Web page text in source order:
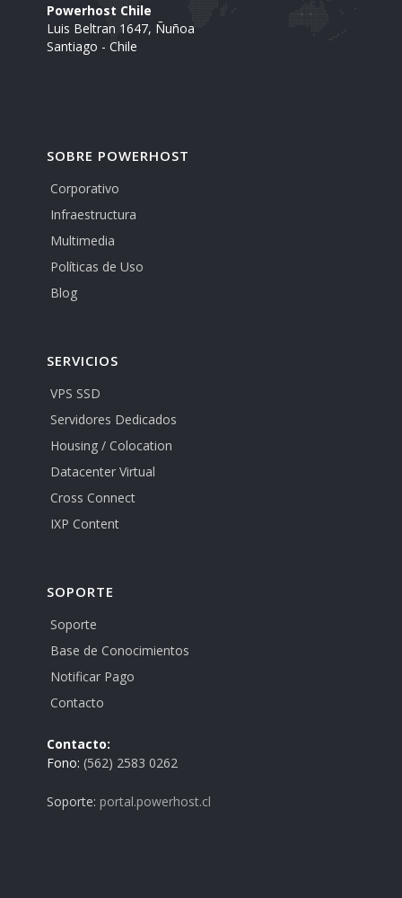
Powerhost Chile
Luis Beltran 1647, Ñuñoa
Santiago - Chile
SOBRE POWERHOST
Corporativo
Infraestructura
Multimedia
Políticas de Uso
Blog
SERVICIOS
VPS SSD
Servidores Dedicados
Housing / Colocation
Datacenter Virtual
Cross Connect
IXP Content
SOPORTE
Soporte
Base de Conocimientos
Notificar Pago
Contacto
Contacto:
Fono: (562) 2583 0262
Soporte: portal.powerhost.cl